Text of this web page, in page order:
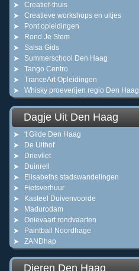
Creatief-thuis
Creatieve workshops en uitjes
Pont opleidingen
Rond Je Stem
Salsa Gids
Summerschool Den Haag
Tango Centro
TranceArt Opleidingen
Whisky proeverijen regio Den Haag
Dagje Uit Den Haag
't Gilde Den Haag
De Uithof
Drievliet
Duinrell
Elisabeths stadswandelingen
Fietsverhuur
Kasteel Duivenvoorde
Madurodam
Ooievaart rondvaarten
Paintball Noordhage
ZANDhap
Dieren Den Haag